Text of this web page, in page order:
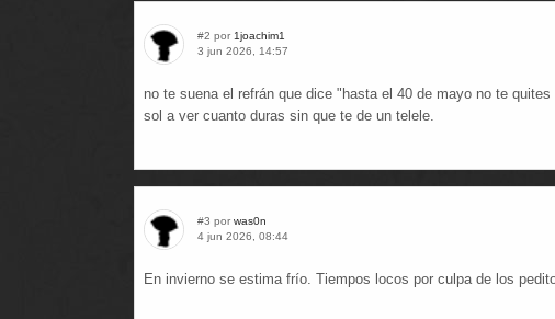
#2 por 1joachim1
3 jun 2026, 14:57
no te suena el refrán que dice "hasta el 40 de mayo no te
sol a ver cuanto duras sin que te de un telele.
#3 por was0n
4 jun 2026, 08:44
En invierno se estima frío. Tiempos locos por culpa de los